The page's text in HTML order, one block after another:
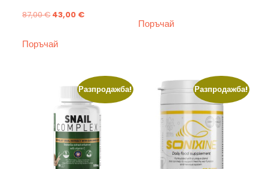
87,00€ Original
was:
43,00 €Текущата
Поръчай
Поръчай
Разпродажба! Разпродажба!